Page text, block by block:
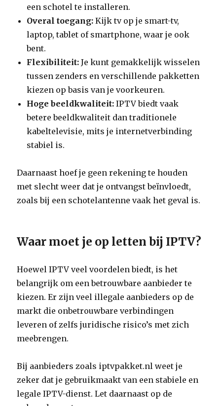
een schotel te installeren.
Overal toegang: Kijk tv op je smart-tv,
laptop, tablet of smartphone, waar je ook
bent.
Flexibiliteit: Je kunt gemakkelijk wisselen
tussen zenders en verschillende pakketten
kiezen op basis van je voorkeuren.
Hoge beeldkwaliteit: IPTV biedt vaak
betere beeldkwaliteit dan traditionele
kabeltelevisie, mits je internetverbinding
stabiel is.
Daarnaast hoef je geen rekening te houden
met slecht weer dat je ontvangst beïnvloedt,
zoals bij een schotelantenne vaak het geval is.
Waar moet je op letten bij IPTV?
Hoewel IPTV veel voordelen biedt, is het
belangrijk om een betrouwbare aanbieder te
kiezen. Er zijn veel illegale aanbieders op de
markt die onbetrouwbare verbindingen
leveren of zelfs juridische risico’s met zich
meebrengen.
Bij aanbieders zoals iptvpakket.nl weet je
zeker dat je gebruikmaakt van een stabiele en
legale IPTV-dienst. Let daarnaast op de